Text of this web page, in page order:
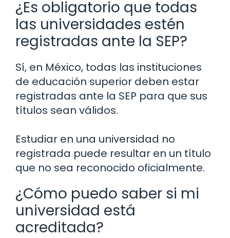
¿Es obligatorio que todas
las universidades estén
registradas ante la SEP?
Sí, en México, todas las instituciones
de educación superior deben estar
registradas ante la SEP para que sus
títulos sean válidos.
Estudiar en una universidad no
registrada puede resultar en un título
que no sea reconocido oficialmente.
¿Cómo puedo saber si mi
universidad está
acreditada?